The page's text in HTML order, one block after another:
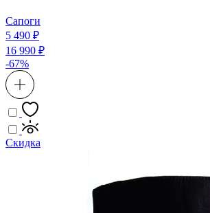
Сапоги
5 490 ₽
16 990 ₽
-67%
Скидка